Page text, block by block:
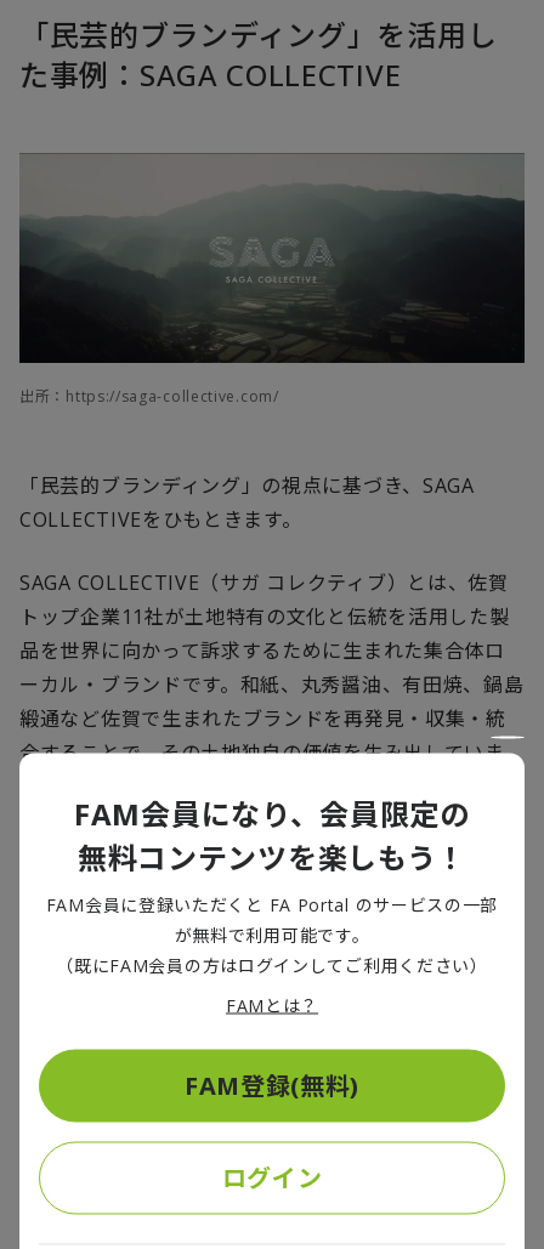
「民芸的ブランディング」を活用し
た事例：SAGA COLLECTIVE
出所：https://saga-collective.com/
「民芸的ブランディング」の視点に基づき、SAGA
COLLECTIVEをひもときます。
SAGA COLLECTIVE（サガ コレクティブ）とは、佐賀
トップ企業11社が土地特有の文化と伝統を活用した製
品を世界に向かって訴求するために生まれた集合体ロ
ーカル・ブランドです。和紙、丸秀醤油、有田焼、鍋島
緞通など佐賀で生まれたブランドを再発見・収集・統
合することで、その土地独自の価値を生み出していま
理解する、共感することで、日常を華やかで明るいも
のにしてくれる体験価値を向上させています。
そのような体験価値を1つひとつ「集合体」として、社
会へ発信することにより、消費者は佐賀県のものを
COLLECTIVEのほかでは得られない独自の価値を認知
して共感します。それは、民芸的ブランディングが持つ
構成要素を含んだブランドであり、独自性を持ち、国
際的にも競争力があると考えられます。
FAM会員になり、会員限定の
無料コンテンツを楽しもう！
FAM会員に登録いただくと FA Portal のサービスの一部
が無料で利用可能です。
（既にFAM会員の方はログインしてご利用ください）
FAMとは？
FAM登録(無料)
ログイン